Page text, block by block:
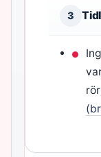
3